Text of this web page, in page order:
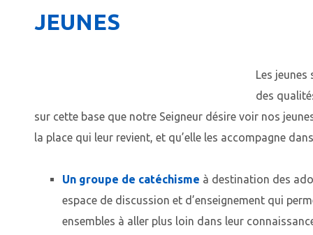
JEUNES
Les jeunes
des
sur cette base que notre Seigneur désire voir nos
la place qui leur revient, et qu’elle les accompagne
Un groupe de catéchisme à destination des
espace de discussion et d’enseignement qui
ensembles à aller plus loin dans leur